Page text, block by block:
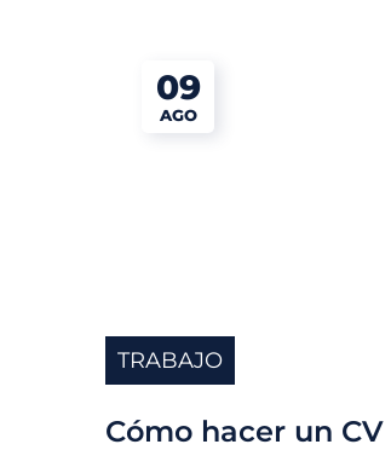
09
AGO
TRABAJO
Cómo hacer un